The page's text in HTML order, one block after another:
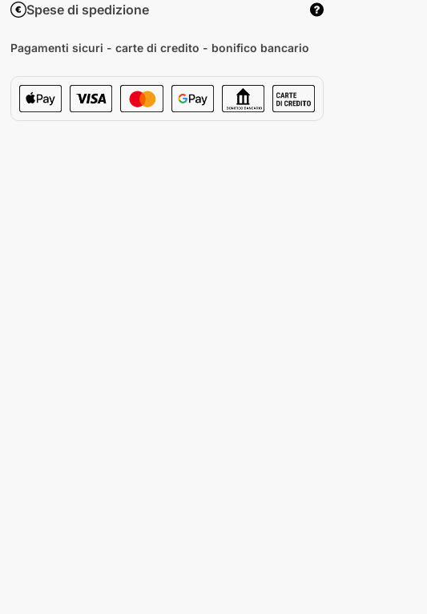
Spese di spedizione
Pagamenti sicuri - carte di credito - bonifico bancario